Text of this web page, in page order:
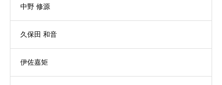
中野 修源
久保田 和音
伊佐嘉矩